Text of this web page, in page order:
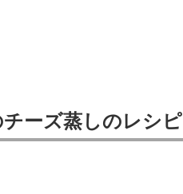
ーズ蒸しのレシピ